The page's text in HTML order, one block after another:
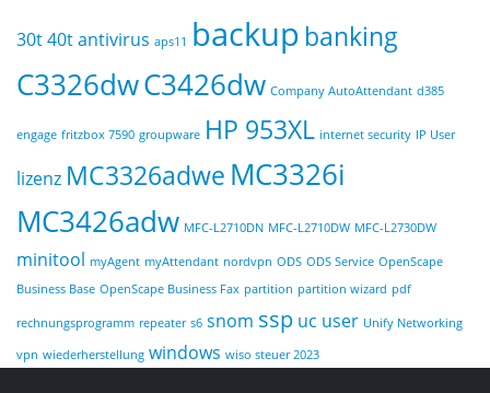
30t40tantivirus aps11 backup banking
C3326dwC3426dw Company AutoAttendant d385
engage fritzbox 7590 groupware HP 953XL internet security IP User
lizenz MC3326adwe MC3326i
MC3426adw MFC-L2710DN MFC-L2710DW MFC-L2730DW
minitool myAgent myAttendant nordvpn ODS ODS Service OpenScape
Business Base OpenScape Business Fax partition partition wizard pdf
rechnungsprogramm repeater s6 snom ssp uc user Unify Networking
vpn wiederherstellung windows wiso steuer 2023